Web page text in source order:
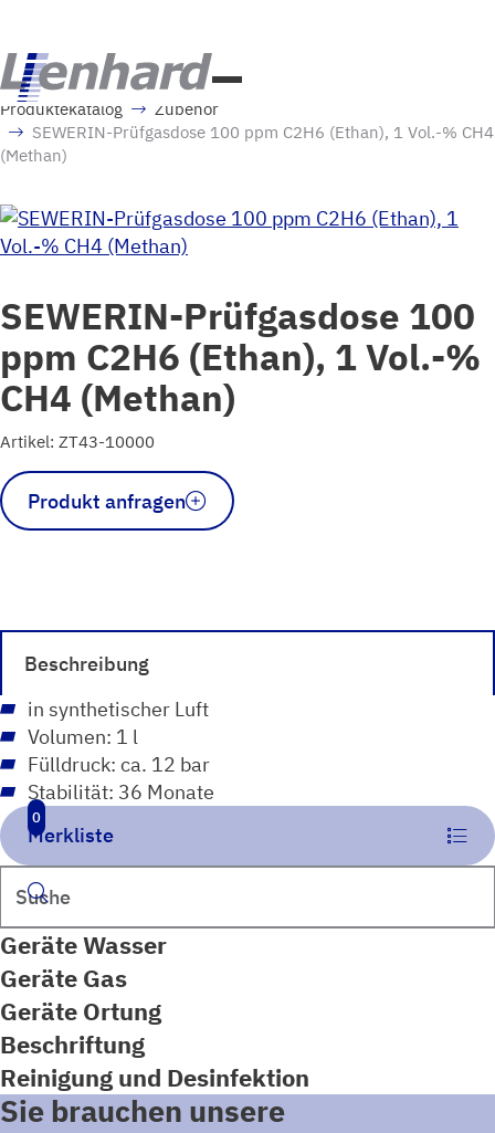
Merkliste
0
Suchen
Geräte Wasser
Geräte Gas
Geräte Ortung
Beschriftung
Reinigung und Desinfektion
Produktekatalog
Zubehör
SEWERIN-Prüfgasdose 100 ppm C2H6 (Ethan), 1 Vol.-% CH4
(Methan)
SEWERIN-Prüfgasdose 100
ppm C2H6 (Ethan), 1 Vol.-%
CH4 (Methan)
Artikel: ZT43-10000
SEWERIN-
Prüfgasdose
100
Vol.-
%
CH4
(Methan)
Menge
Produkt anfragen
Beschreibung
in synthetischer Luft
Volumen: 1 l
Fülldruck: ca. 12 bar
Stabilität: 36 Monate
Sie brauchen unsere